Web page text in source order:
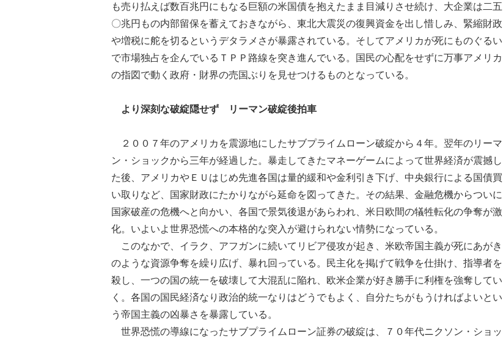
も売り払えば数百兆円にもなる巨額の米国債を抱えたまま目減りさせ続け、大企業は二五
〇兆円もの内部留保を蓄えておきながら、東北大震災の復興資金を出し惜しみ、緊縮財政
や増税に舵を切るというデタラメさが暴露されている。そしてアメリカが死にものぐるい
で市場独占を企んでいるＴＰＰ路線を突き進んでいる。国民の心配をせずに万事アメリカ
の指図で動く政府・財界の売国ぶりを見せつけるものとなっている。
より深刻な破綻隠せず リーマン破綻後拍車
２００７年のアメリカを震源地にしたサブプライムローン破綻から４年。翌年のリーマ
ン・ショックから三年が経過した。暴走してきたマネーゲームによって世界経済が震撼し
た後、アメリカやＥＵはじめ先進各国は量的緩和や金利引き下げ、中央銀行による国債買
い取りなど、国家財政にたかりながら延命を図ってきた。その結果、金融危機からついに
国家破産の危機へと向かい、各国で景気後退があらわれ、米日欧間の犠牲転化の争奪が激
化。いよいよ世界恐慌への本格的な突入が避けられない情勢になっている。
このなかで、イラク、アフガンに続いてリビア侵攻が起き、米欧帝国主義が死にあがき
のような資源争奪を繰り広げ、暴れ回っている。民主化を掲げて戦争を仕掛け、指導者を
殺し、一つの国の統一を破壊して大混乱に陥れ、欧米企業が好き勝手に利権を強奪してい
く。各国の国民経済なり政治的統一なりはどうでもよく、自分たちがもうければよいとい
う帝国主義の凶暴さを暴露している。
世界恐慌の導線になったサブプライムローン証券の破綻は、７０年代ニクソン・ショッ